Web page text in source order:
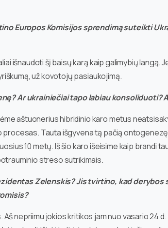
Europos Komisijos sprendimą suteikti
išnaudoti šį baisų karą kaip galimybių langą.
už kovotojų pasiaukojimą.
Ar ukrainiečiai tapo labiau konsoliduoti?
aštuonerius hibridinio karo metus
Tauta išgyvena tą pačią
10 metų. Iš šio karo išeisime kaip brandi
streso sutrikimais.
Zelenskis? Jis tvirtino, kad
nepriimu jokios kritikos jam nuo vasario 24